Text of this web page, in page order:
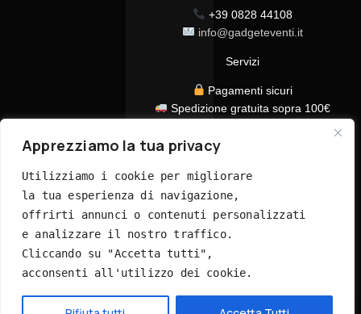
Apprezziamo la tua privacy
Utilizziamo i cookie per migliorare
la tua esperienza di navigazione,
offrirti annunci o contenuti personalizzati
e analizzare il nostro traffico.
Cliccando su "Accetta tutti",
acconsenti all'utilizzo dei cookie.
+39 0828 44108
info@gadgeteventi.it
Servizi
Pagamenti sicuri
Spedizione gratuita sopra 100€
Assistenza clienti dedicata
© 2026 GadgetEventi365.it - Tutti i diritti riservati
Hai bisogno di aiuto?